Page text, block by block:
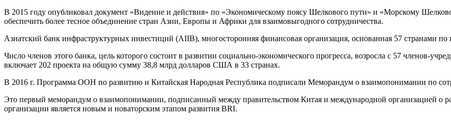
В 2015 году опубликовал документ «Видение и действия» по «Экономическому поясу Шелкового пути» и «Морскому
обеспечить более тесное объединение стран Азии, Европы и Африки для взаимовыгодного сотрудничества.
Азиатский банк инфраструктурных инвестиций (AIIB), многосторонняя финансовая организация, основанная 57 странами
Число членов этого банка, цель которого состоит в развитии социально-экономического прогресса, возросла с 57 членов-
включает 202 проекта на общую сумму 38,8 млрд долларов США в 33 странах.
В 2016 г. Программа ООН по развитию и Китайская Народная Республика подписали Меморандум о взаимопонимании по
Это первый меморандум о взаимопонимании, подписанный между правительством Китая и международной организацией о
организации является новым и новаторским этапом развития BRI.